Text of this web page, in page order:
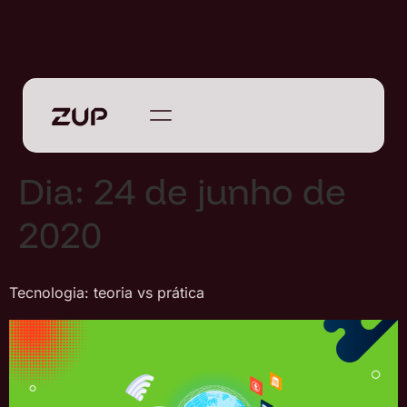
Dia: 24 de junho de
2020
Tecnologia: teoria vs prática